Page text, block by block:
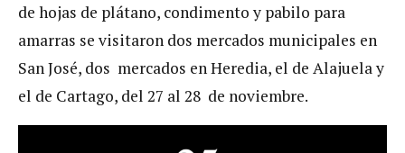
de hojas de plátano, condimento y pabilo para
amarras se visitaron dos mercados municipales en
San José, dos mercados en Heredia, el de Alajuela y
el de Cartago, del 27 al 28 de noviembre.